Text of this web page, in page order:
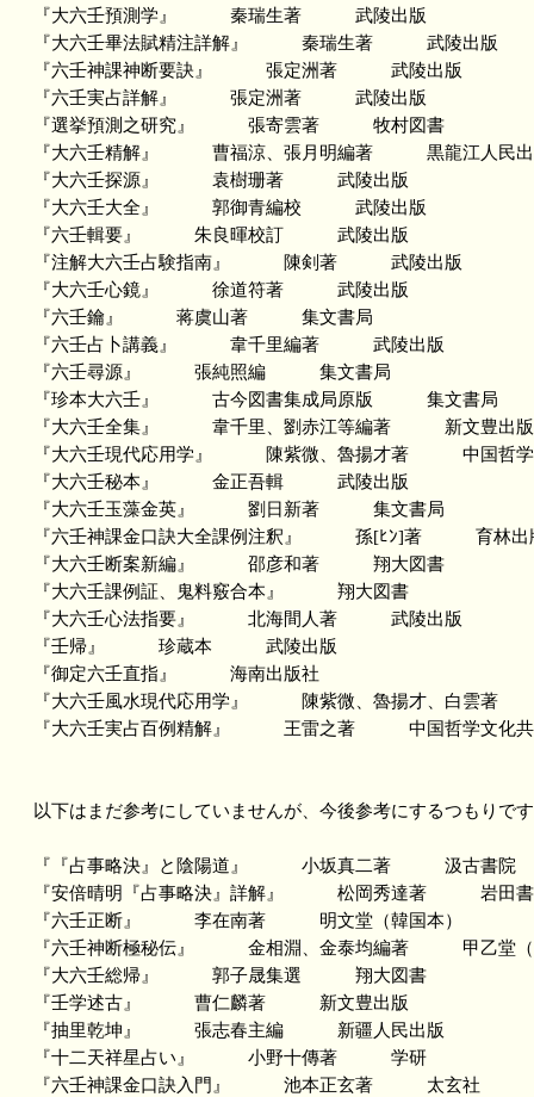
『大六壬預測学』 秦瑞生著 武陵出版
『大六壬畢法賦精注詳解』 秦瑞生著 武陵出版
『六壬神課神断要訣』 張定洲著 武陵出版
『六壬実占詳解』 張定洲著 武陵出版
『選挙預測之研究』 張寄雲著 牧村図書
『大六壬精解』 曹福涼、張月明編著 黒龍江人民出
『大六壬探源』 袁樹珊著 武陵出版
『大六壬大全』 郭御青編校 武陵出版
『六壬輯要』 朱良暉校訂 武陵出版
『注解大六壬占験指南』 陳剣著 武陵出版
『大六壬心鏡』 徐道符著 武陵出版
『六壬鑰』 蒋虞山著 集文書局
『六壬占卜講義』 韋千里編著 武陵出版
『六壬尋源』 張純照編 集文書局
『珍本大六壬』 古今図書集成局原版 集文書局
『大六壬全集』 韋千里、劉赤江等編著 新文豊出版
『大六壬現代応用学』 陳紫微、魯揚才著 中国哲学
『大六壬秘本』 金正吾輯 武陵出版
『大六壬玉藻金英』 劉日新著 集文書局
『六壬神課金口訣大全課例注釈』 孫[ﾋﾝ]著 育林出
『大六壬断案新編』 邵彦和著 翔大図書
『大六壬課例証、鬼料竅合本』 翔大図書
『大六壬心法指要』 北海間人著 武陵出版
『壬帰』 珍蔵本 武陵出版
『御定六壬直指』 海南出版社
『大六壬風水現代応用学』 陳紫微、魯揚才、白雲著
『大六壬実占百例精解』 王雷之著 中国哲学文化共
以下はまだ参考にしていませんが、今後参考にするつもりで
『『占事略決』と陰陽道』 小坂真二著 汲古書院
『安倍晴明『占事略決』詳解』 松岡秀達著 岩田書
『六壬正断』 李在南著 明文堂（韓国本）
『六壬神断極秘伝』 金相淵、金泰均編著 甲乙堂（
『大六壬総帰』 郭子晟集選 翔大図書
『壬学述古』 曹仁麟著 新文豊出版
『抽里乾坤』 張志春主編 新疆人民出版
『十二天祥星占い』 小野十傳著 学研
『六壬神課金口訣入門』 池本正玄著 太玄社